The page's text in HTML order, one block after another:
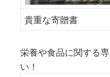
貴重な寄贈書
栄養や食品に関する
い！